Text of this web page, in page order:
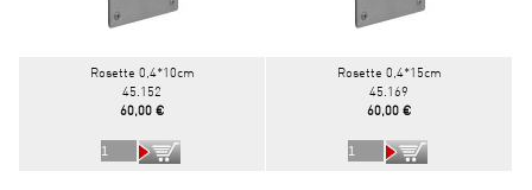
Rosette 0,4*10cm
45.152
60,00 €
Rosette 0,4*15cm
45.169
60,00 €